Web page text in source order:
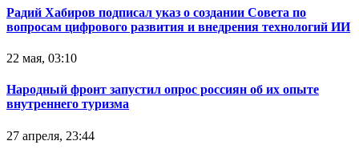
Радий Хабиров подписал указ о создании Совета по
вопросам цифрового развития и внедрения технологий ИИ
22 мая, 03:10
Народный фронт запустил опрос россиян об их опыте
внутреннего туризма
27 апреля, 23:44